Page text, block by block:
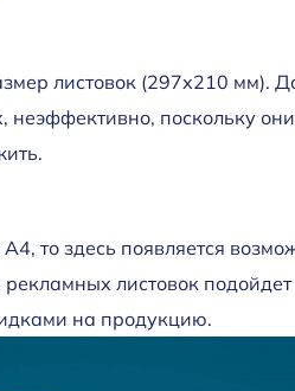
листовок (297х210 мм).
неэффективно, поскольку
то здесь появляется
рекламных листовок
на продукцию.